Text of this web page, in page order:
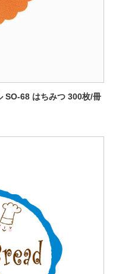
SO-68 はちみつ 300枚/冊